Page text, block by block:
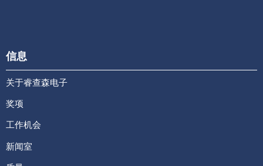
信息
关于睿查森电子
奖项
工作机会
新闻室